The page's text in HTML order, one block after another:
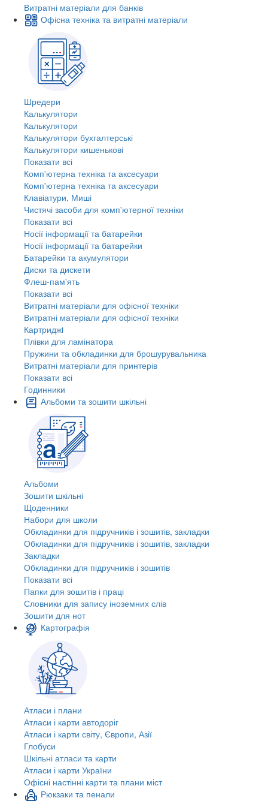
Витратні матеріали для банків
Офісна техніка та витратні матеріали
Шредери
Калькулятори
Калькулятори
Калькулятори бухгалтерські
Калькулятори кишенькові
Показати всі
Комп'ютерна техніка та аксесуари
Комп'ютерна техніка та аксесуари
Клавіатури, Миші
Чистячі засоби для комп'ютерної техніки
Показати всі
Носії інформації та батарейки
Носії інформації та батарейки
Батарейки та акумулятори
Диски та дискети
Флеш-пам'ять
Показати всі
Витратні матеріали для офісної техніки
Витратні матеріали для офісної техніки
Картриджi
Плівки для ламінатора
Пружини та обкладинки для брошурувальника
Витратні матеріали для принтерів
Показати всі
Годинники
Альбоми та зошити шкільні
Альбоми
Зошити шкільні
Щоденники
Набори для школи
Обкладинки для підручників і зошитів, закладки
Обкладинки для підручників і зошитів, закладки
Закладки
Обкладинки для підручників і зошитів
Показати всі
Папки для зошитів і праці
Словники для запису іноземних слів
Зошити для нот
Картографія
Атласи і плани
Атласи і карти автодоріг
Атласи і карти світу, Європи, Азії
Глобуси
Шкільні атласи та карти
Атласи і карти України
Офісні настінні карти та плани міст
Рюкзаки та пенали